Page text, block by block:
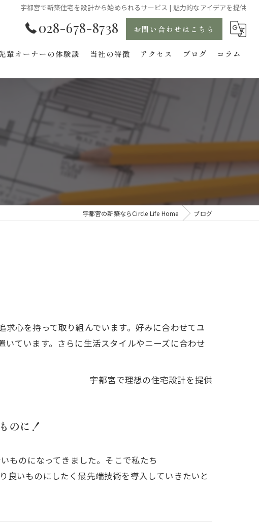
宇都宮で新築住宅を設計から始められるサービス | 魅力的なアイデアを提供
028-678-8738 お問い合わせはこちら
輩オーナーの体験談 当社の特徴 アクセス ブログ コラム
宇都宮の新築ならCircle Life Home ブログ
心を持って取り組んでいます。好みに合わせてユ
ています。さらに生活スタイルやニーズに合わせ
宇都宮で理想の住宅設計を提供
のに！
ものになってきました。そこで私たち
いものにしたく最先端技術を導入していきたいと